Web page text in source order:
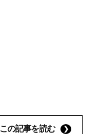
この記事を読む